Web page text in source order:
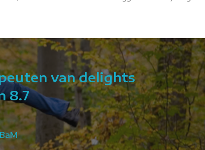
van delights
8.7